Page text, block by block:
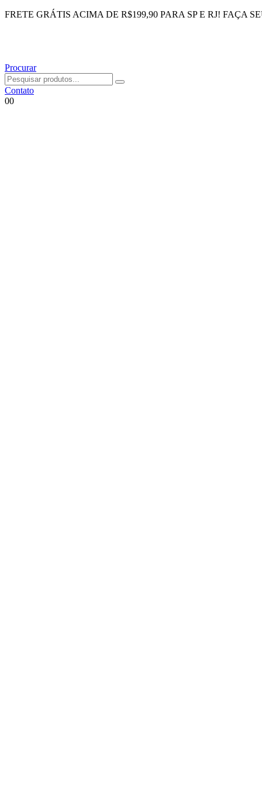
FRETE GRÁTIS ACIMA DE R$199,90 PARA SP E RJ! FAÇA
Procurar
Contato
00